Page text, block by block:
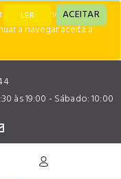
desempenho e
a navegar aceita a
LER ACEITAR
às 19:00 - Sábado: 10:00